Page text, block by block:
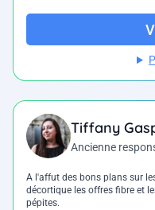
Tiffany
Ancienne
A l'affut des bons plans sur
décortique les offres fibre et
pépites.